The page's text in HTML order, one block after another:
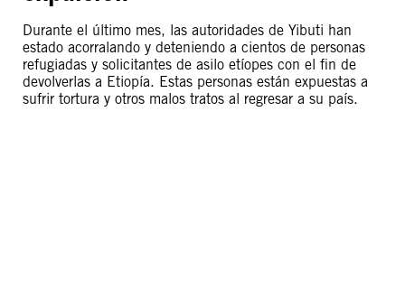
Durante el último mes, las autoridades de Yibuti han
estado acorralando y deteniendo a cientos de personas
refugiadas y solicitantes de asilo etíopes con el fin de
devolverlas a Etiopía. Estas personas están expuestas a
sufrir tortura y otros malos tratos al regresar a su país.